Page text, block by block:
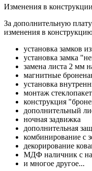
Изменения в конструкции
За дополнительную
изменения в
установка замков
установка замка
замена листа 2 мм
магнитные
установка
монтаж
конструкция
дополнительный
ночная задвижка
дополнительная
комбинирование с
декорирование
МДФ наличник с
и многое другое...